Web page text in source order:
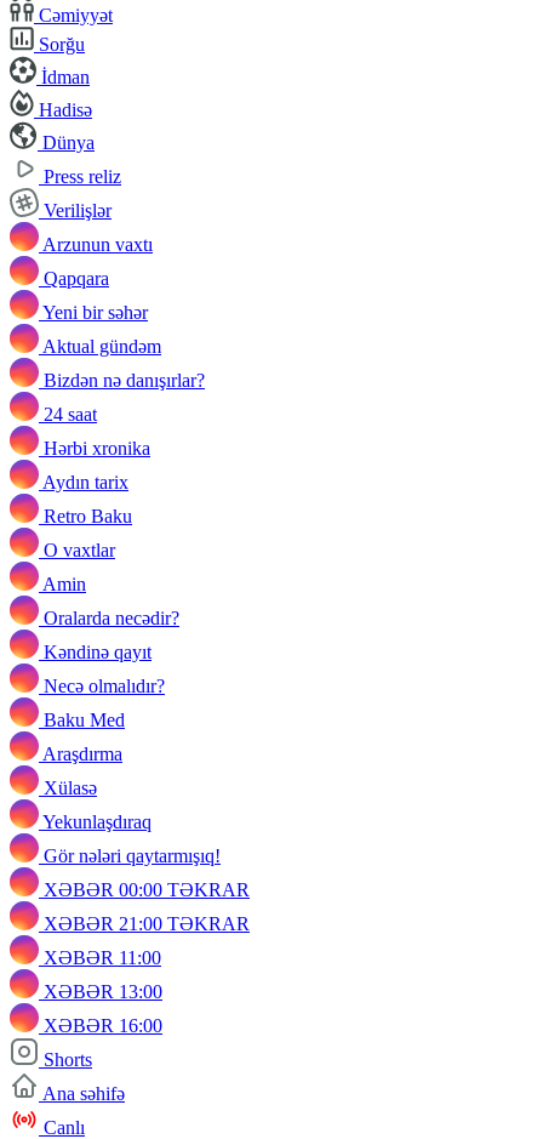
Cəmiyyət
Sorğu
İdman
Hadisə
Dünya
Press reliz
Verilişlər
Arzunun vaxtı
Qapqara
Yeni bir səhər
Aktual gündəm
Bizdən nə danışırlar?
24 saat
Hərbi xronika
Aydın tarix
Retro Baku
O vaxtlar
Amin
Oralarda necədir?
Kəndinə qayıt
Necə olmalıdır?
Baku Med
Araşdırma
Xülasə
Yekunlaşdıraq
Gör nələri qaytarmışıq!
XƏBƏR 00:00 TƏKRAR
XƏBƏR 21:00 TƏKRAR
XƏBƏR 11:00
XƏBƏR 13:00
XƏBƏR 16:00
Shorts
Ana səhifə
Canlı